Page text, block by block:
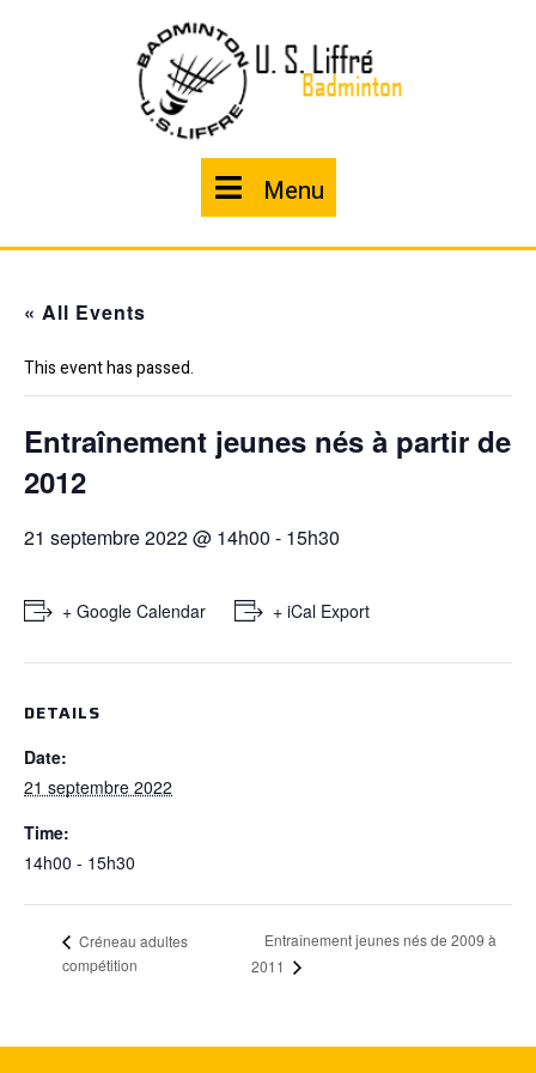
Menu
« All Events
This event has passed.
Entraînement jeunes nés à partir de
2012
21 septembre 2022 @ 14h00 - 15h30
+ Google Calendar + iCal Export
DETAILS
Date:
21 septembre 2022
Time:
14h00 - 15h30
Créneau adultes
compétition
Entraînement jeunes nés de 2009 à
2011